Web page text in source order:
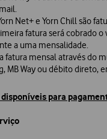
Net+ e Yorn Chill são
fatura será cobrado o
a uma mensalidade.
fatura mensal através do
MB Way ou débito direto,
disponíveis para